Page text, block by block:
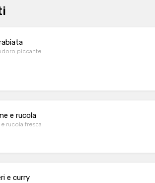
piccante
e rucola
rucola fresca
e curry